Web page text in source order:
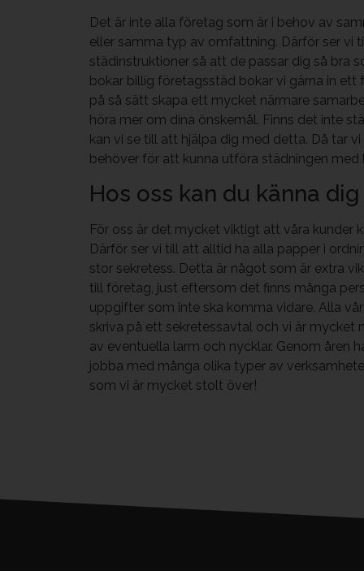
Det är inte alla företag som är i behov av
eller samma typ av omfattning. Därför ser vi
städinstruktioner så att de passar dig så bra
bokar billig företagsstäd bokar vi gärna in ett
på så sätt skapa ett mycket närmare
höra mer om dina önskemål. Finns det inte
kan vi se till att hjälpa dig med detta. Då tar
behöver för att kunna utföra städningen med
Hos oss kan du känna
För oss är det mycket viktigt att våra kunder
Därför ser vi till att alltid ha alla papper i
stor sekretess. Detta är något som är extra
till företag, just eftersom det finns många
uppgifter som inte ska komma vidare. Alla
skriva på ett sekretessavtal och vi är mycket
av eventuella larm och nycklar. Genom åren
jobba med många olika typer av
som vi är mycket stolt över!